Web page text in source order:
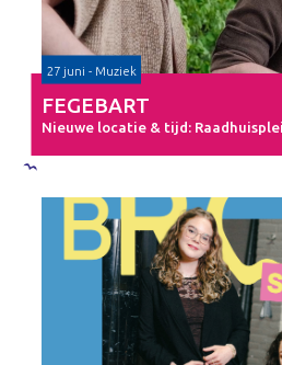
27 juni - Muziek
FEGEBART
Nieuwe locatie & tijd: